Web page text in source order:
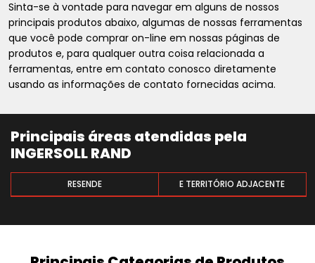
Sinta-se à vontade para navegar em alguns de nossos
principais produtos abaixo, algumas de nossas ferramentas
que você pode comprar on-line em nossas páginas de
produtos e, para qualquer outra coisa relacionada a
ferramentas, entre em contato conosco diretamente
usando as informações de contato fornecidas acima.
Principais áreas atendidas pela
INGERSOLL RAND
RESENDE E TERRITÓRIO ADJACENTE